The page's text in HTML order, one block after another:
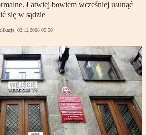
Łatwiej bowiem wcześniej usunąć
się w sądzie
02.12.2008 05:50